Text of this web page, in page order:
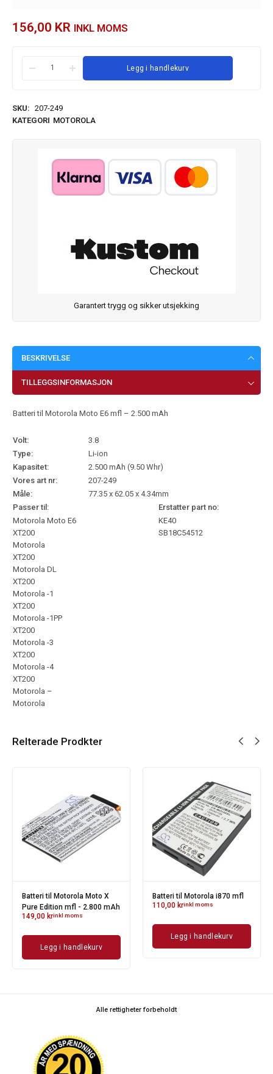
156,00 KR INKL MOMS
Legg i handlekurv
SKU: 207-249
KATEGORI MOTOROLA
Garantert trygg og sikker utsjekking
BESKRIVELSE
TILLEGGSINFORMASJON
Batteri til Motorola Moto E6 mfl – 2.500 mAh
Volt:
3.8
Type:
Li-ion
Kapasitet:
2.500 mAh (9.50 Whr)
Vores art nr:
207-249
Måle:
77.35 x 62.05 x 4.34mm
Passer til:
Erstatter part no:
Motorola Moto E6
XT200
Motorola
XT200
Motorola DL
XT200
Motorola -1
XT200
Motorola -1PP
XT200
Motorola -3
XT200
Motorola -4
XT200
Motorola –
Motorola
KE40
SB18C54512
Relterade Prodkter
Batteri til Motorola Moto X
Pure Edition mfl - 2.800 mAh
149,00 krinkl moms
Legg i handlekurv
Batteri til Motorola i870 mfl
110,00 krinkl moms
Legg i handlekurv
Alle rettigheter forbeholdt